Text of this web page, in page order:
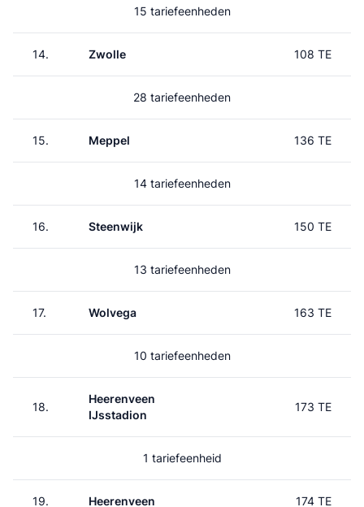
15 tariefeenheden
14. Zwolle 108 TE
28 tariefeenheden
15. Meppel 136 TE
14 tariefeenheden
16. Steenwijk 150 TE
13 tariefeenheden
17. Wolvega 163 TE
10 tariefeenheden
18.
Heerenveen
IJsstadion
173 TE
1 tariefeenheid
19. Heerenveen 174 TE